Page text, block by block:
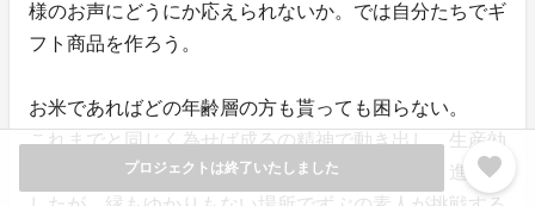
プロジェクトは終了いたしました favorite
様のお声にどうにか応えられないか。では自分たちでギ
フト商品を作ろう。
お米であればどの年齢層の方も貰っても困らない。
これまでと同じく為せば成るの精神で動き出し、生産効
率を考え北海道という場所の選定まではすんなり進みま